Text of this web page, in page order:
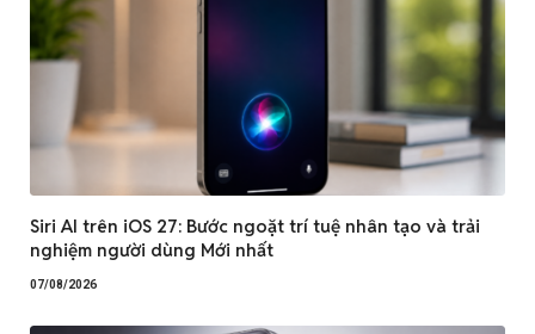
Siri AI trên iOS 27: Bước ngoặt trí tuệ nhân tạo và trải
nghiệm người dùng Mới nhất
07/08/2026